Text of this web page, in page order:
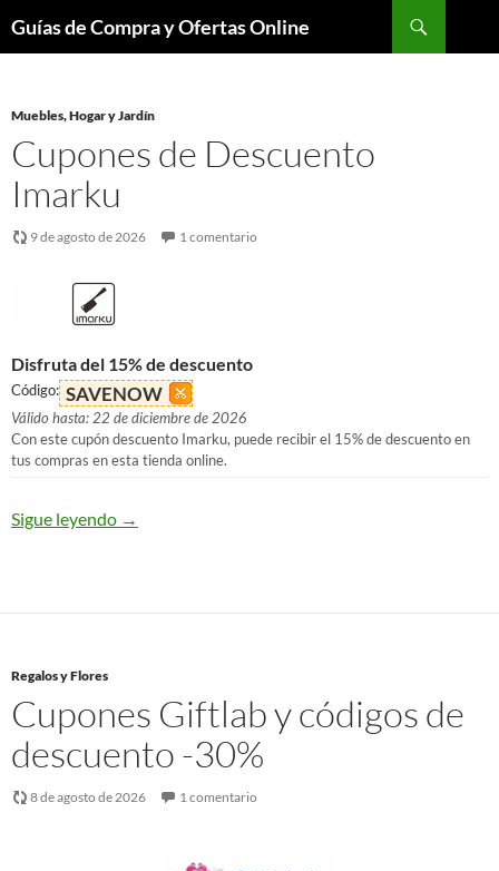
Guías de Compra y Ofertas Online
Muebles, Hogar y Jardín
Cupones de Descuento
Imarku
9 de agosto de 2026 1 comentario
Disfruta del 15% de descuento
Código: SAVENOW
Válido hasta: 22 de diciembre de 2026
Con este cupón descuento Imarku, puede recibir el 15% de descuento en
tus compras en esta tienda online.
Sigue leyendo →
Regalos y Flores
Cupones Giftlab y códigos de
descuento -30%
8 de agosto de 2026 1 comentario